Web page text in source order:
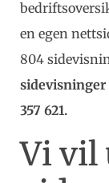
en egen
804
sidevisninger
357 621.
Vi vil